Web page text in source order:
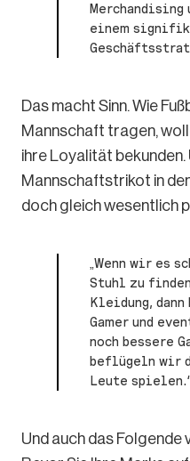
Merchandising
einem
Das macht Sinn. Wie
Mannschaft tragen,
ihre Loyalität bekunden.
Mannschaftstrikot in
doch gleich wesentlich
„Wenn wir es
Stuhl zu
Kleidung,
Gamer und
noch bessere
beflügeln wir
Leute
Und auch das